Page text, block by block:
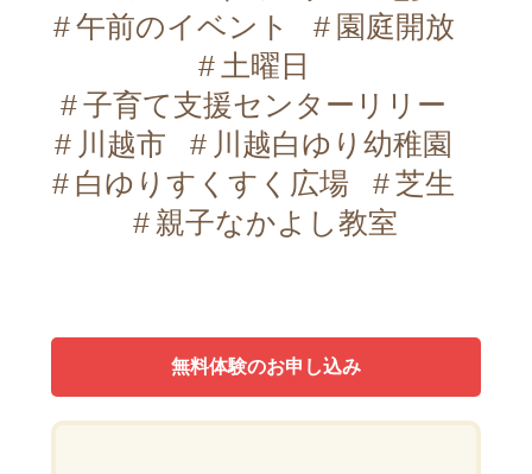
午前のイベント
園庭開放
土曜日
子育て支援センターリリー
川越市
川越白ゆり幼稚園
白ゆりすくすく広場
芝生
親子なかよし教室
無料体験のお申し込み